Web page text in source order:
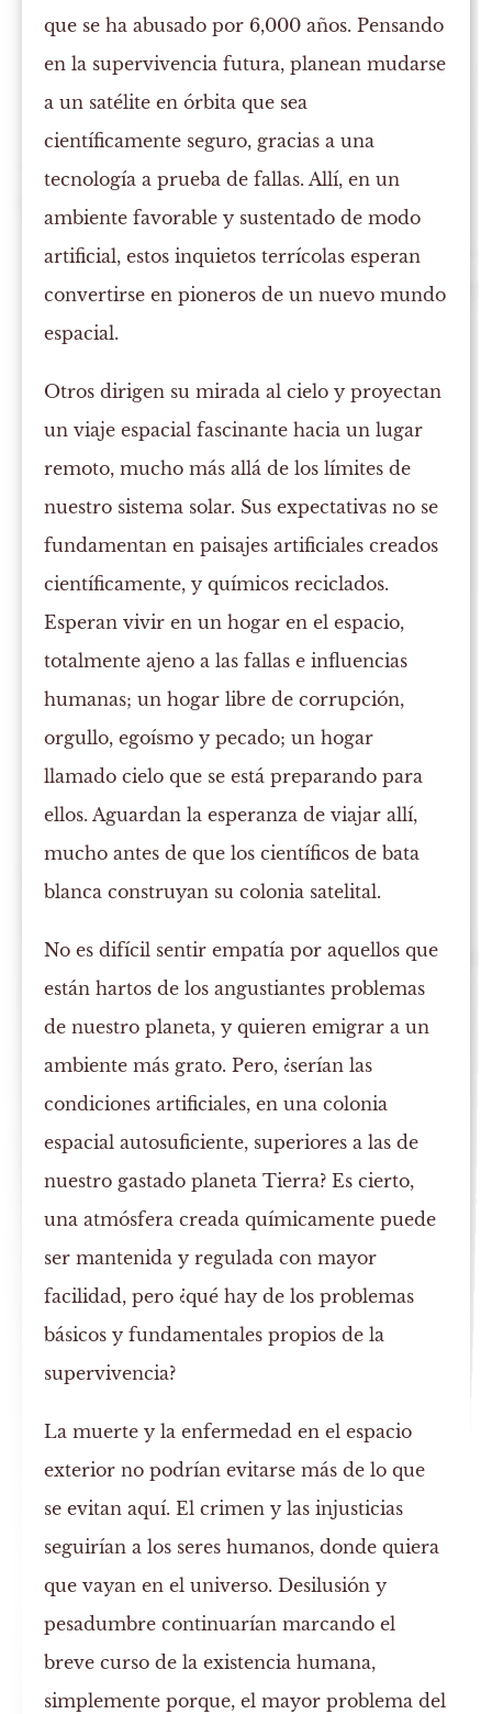
que se ha abusado por 6,000 años. Pensando
en la supervivencia futura, planean mudarse
a un satélite en órbita que sea
científicamente seguro, gracias a una
tecnología a prueba de fallas. Allí, en un
ambiente favorable y sustentado de modo
artificial, estos inquietos terrícolas esperan
convertirse en pioneros de un nuevo mundo
espacial.
Otros dirigen su mirada al cielo y proyectan
un viaje espacial fascinante hacia un lugar
remoto, mucho más allá de los límites de
nuestro sistema solar. Sus expectativas no se
fundamentan en paisajes artificiales creados
científicamente, y químicos reciclados.
Esperan vivir en un hogar en el espacio,
totalmente ajeno a las fallas e influencias
humanas; un hogar libre de corrupción,
orgullo, egoísmo y pecado; un hogar
llamado cielo que se está preparando para
ellos. Aguardan la esperanza de viajar allí,
mucho antes de que los científicos de bata
blanca construyan su colonia satelital.
No es difícil sentir empatía por aquellos que
están hartos de los angustiantes problemas
de nuestro planeta, y quieren emigrar a un
ambiente más grato. Pero, ¿serían las
condiciones artificiales, en una colonia
espacial autosuficiente, superiores a las de
nuestro gastado planeta Tierra? Es cierto,
una atmósfera creada químicamente puede
ser mantenida y regulada con mayor
facilidad, pero ¿qué hay de los problemas
básicos y fundamentales propios de la
supervivencia?
La muerte y la enfermedad en el espacio
exterior no podrían evitarse más de lo que
se evitan aquí. El crimen y las injusticias
seguirían a los seres humanos, donde quiera
que vayan en el universo. Desilusión y
pesadumbre continuarían marcando el
breve curso de la existencia humana,
simplemente porque, el mayor problema del